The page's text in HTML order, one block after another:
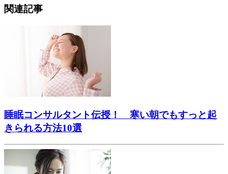
関連記事
睡眠コンサルタント伝授！ 寒い朝でもすっと起
きられる方法10選